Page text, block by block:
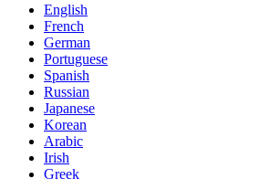
English
French
German
Portuguese
Spanish
Russian
Japanese
Korean
Arabic
Irish
Greek